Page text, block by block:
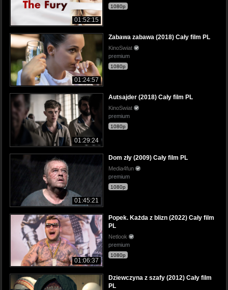
01:52:15
1080p
01:24:57
Zabawa zabawa (2018) Cały film PL
KinoSwiat
premium
1080p
01:29:24
Autsajder (2018) Cały film PL
KinoSwiat
premium
1080p
01:45:21
Dom zły (2009) Cały film PL
Media4fun
premium
1080p
01:06:37
Popek. Każda z blizn (2022) Cały film
PL
Netlook
premium
1080p
Dziewczyna z szafy (2012) Cały film
PL